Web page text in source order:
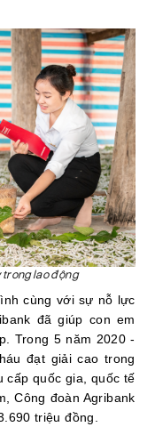
trong lao động
cùng với sự nỗ lực
đã giúp con em
Trong 5 năm 2020 -
đạt giải cao trong
cấp quốc gia, quốc tế
Công đoàn Agribank
triệu đồng.